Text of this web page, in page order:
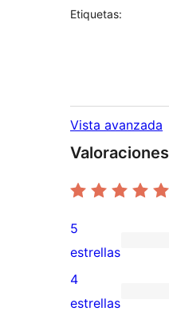
Etiquetas:
Vista avanzada
Valoraciones
3
valoraciones
de
5
estrellas
0
4
estrellas